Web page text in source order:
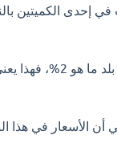
إحدى الكميتين
على سبيل المثال، إذا كان